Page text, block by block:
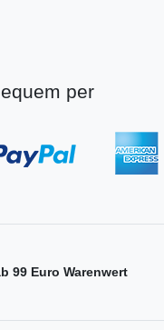
per
99 Euro Warenwert